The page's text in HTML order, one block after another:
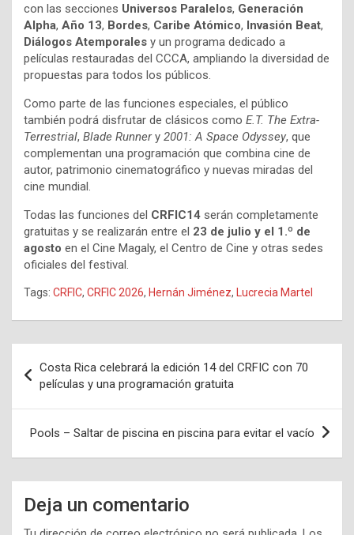
con las secciones Universos Paralelos, Generación
Alpha, Año 13, Bordes, Caribe Atómico, Invasión Beat,
Diálogos Atemporales y un programa dedicado a
películas restauradas del CCCA, ampliando la diversidad de
propuestas para todos los públicos.
Como parte de las funciones especiales, el público
también podrá disfrutar de clásicos como E.T. The Extra-
Terrestrial, Blade Runnery 2001: A Space Odyssey, que
complementan una programación que combina cine de
autor, patrimonio cinematográfico y nuevas miradas del
cine mundial.
Todas las funciones del CRFIC14 serán completamente
gratuitas y se realizarán entre el 23 de julio y el 1.º de
agosto en el Cine Magaly, el Centro de Cine y otras sedes
oficiales del festival.
Tags: CRFIC, CRFIC 2026, Hernán Jiménez, Lucrecia Martel
de
entradas
Costa Rica celebrará la edición 14 del CRFIC con 70
películas y una programación gratuita
Pools – Saltar de piscina en piscina para evitar el vacío
Deja un comentario